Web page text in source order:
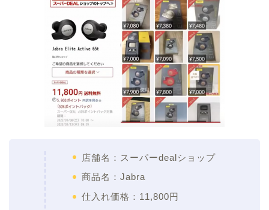
店舗名：スーパーdealショップ
商品名：Jabra
仕入れ価格：11,800円